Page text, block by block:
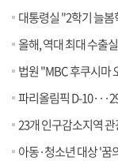
대통령실 "2학기 늘
올해, 역대 최대 수출
법원 "MBC 후쿠시마 오
파리올림픽 D-
23개 인구감소지역
아동·청소년 대상 '꿈의